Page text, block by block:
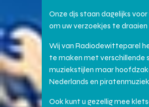
Onze djs staan dagelijks voor
om uw verzoekjes te draaien
Wij van Radiodewitteparel
te maken met verschillende
muziekstijlen maar
Nederlands en piratenmuziek
Ook kunt u gezellig mee